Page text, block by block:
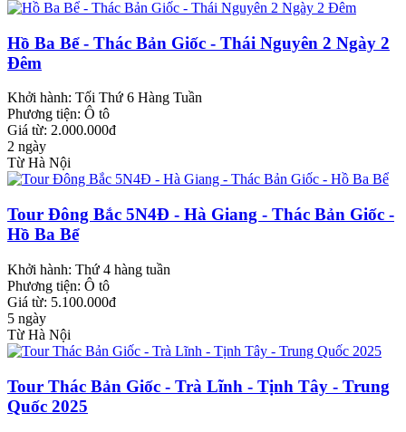
Hồ Ba Bể - Thác Bản Giốc - Thái Nguyên 2 Ngày 2
Đêm
Khởi hành: Tối Thứ 6 Hàng Tuần
Phương tiện: Ô tô
Giá từ: 2.000.000đ
2 ngày
Từ Hà Nội
Tour Đông Bắc 5N4Đ - Hà Giang - Thác Bản Giốc -
Hồ Ba Bể
Khởi hành: Thứ 4 hàng tuần
Phương tiện: Ô tô
Giá từ: 5.100.000đ
5 ngày
Từ Hà Nội
Tour Thác Bản Giốc - Trà Lĩnh - Tịnh Tây - Trung
Quốc 2025